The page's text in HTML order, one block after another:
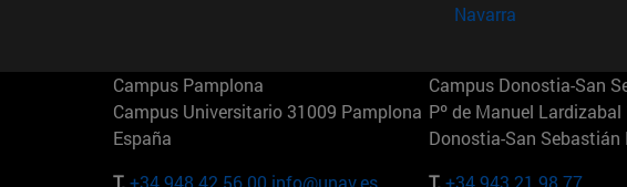
Navarra
Campus Pamplona
Campus Universitario 31009 Pamplona
España
T. +34 948 42 56 00 info@unav.es
Campus Donostia-San
Pº de Manuel
Donostia-San Sebastián
T. +34 943 21 98 77